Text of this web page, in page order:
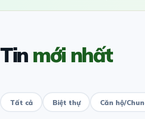
Tinmới nhất
Tất cả Biệt thự Căn hộ/